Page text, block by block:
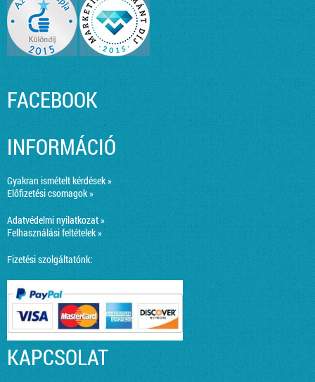
FACEBOOK
INFORMÁCIÓ
Gyakran ismételt kérdések »
Előfizetési csomagok »
Adatvédelmi nyilatkozat »
Felhasználási feltételek »
Fizetési szolgáltatónk:
KAPCSOLAT